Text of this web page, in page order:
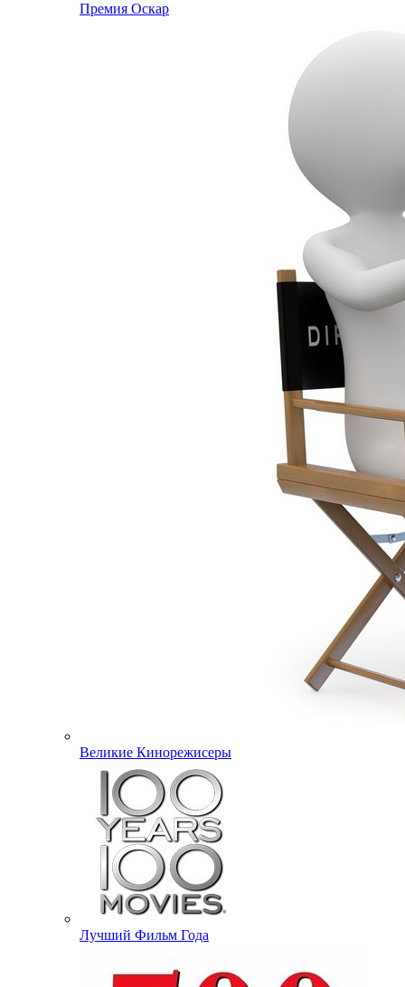
Премия Оскар
Великие Кинорежисеры
Лучший Фильм Года